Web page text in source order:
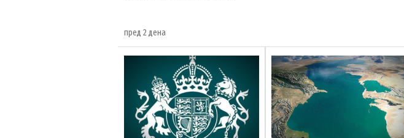
пред 2 дена